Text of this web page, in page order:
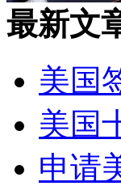
最新文
美国
美国
申请